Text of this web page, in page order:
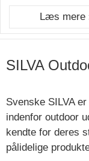
Læs mere
SILVA
Svenske SILVA
indenfor outdoor
kendte for deres
pålidelige